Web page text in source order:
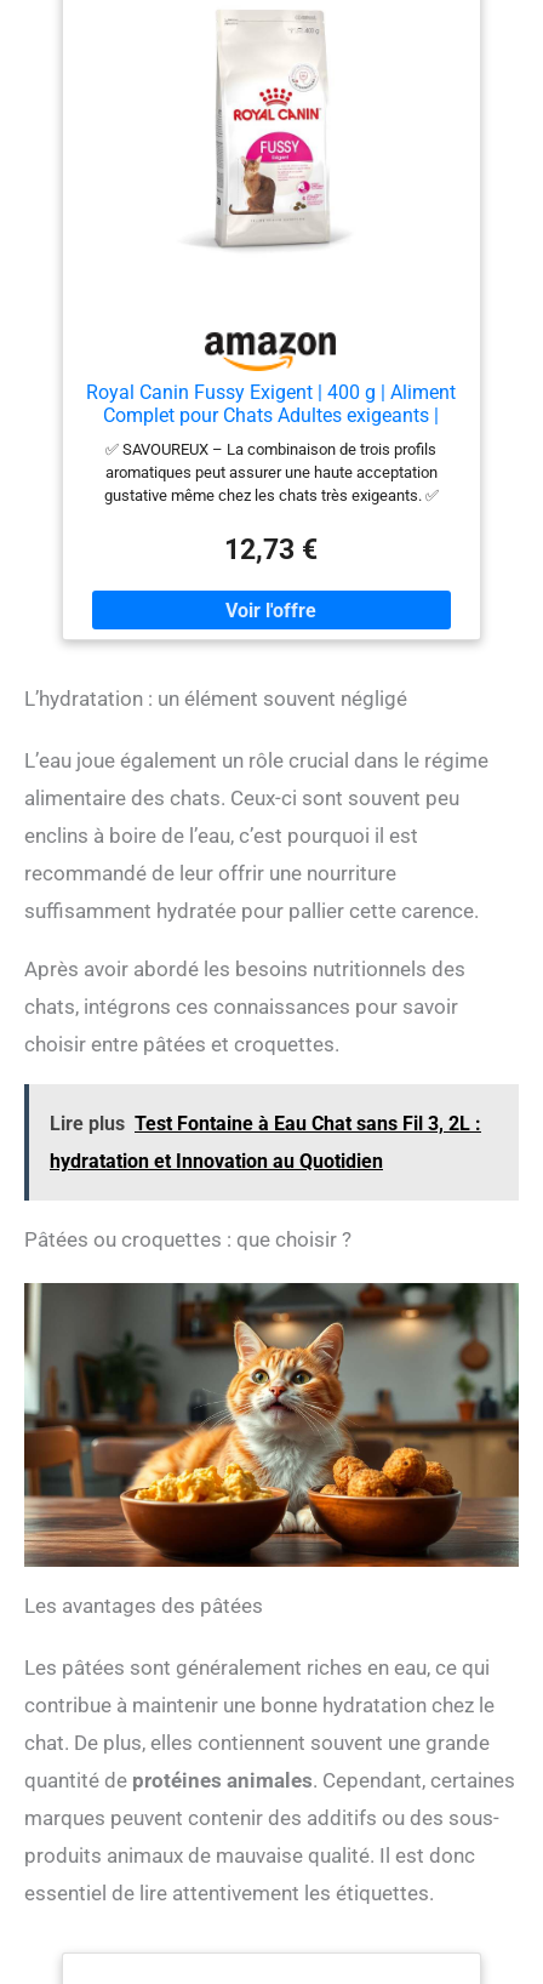
alimentaires. COMPOSITION ÉQUILIBRÉE : 70% de
saumon, 12% de pois séchés, 5% de pois chiche, 5%
de courge, 2% de lignocellulose, cosse de psyllium et
clorure de sodium, 1% de chlorure de potassium, 0,5%
de camomille. VALEURS NUTRITIVES : Protéines
brutes 34 %, glucides 29 %, matières grasses brutes 14
%, cendres brutes 8,5 %, fibres brutes 4 %, humidité 10
%, calcium 1,2 %, phosphore 0,8 %, omega 6 0,8 %,
omega 3 1,2 %, énergie métabolisable 363 kcal/100g
Royal Canin Fussy Exigent | 400 g | Aliment
Complet pour Chats Adultes exigeants |
Combinaison d'arômes et Forme spéciale de
croquettes | Riche en protéines
✅ SAVOUREUX – La combinaison de trois profils
aromatiques peut assurer une haute acceptation
gustative même chez les chats très exigeants. ✅
spéciales des croquettes pourraient influencer
positivement le comportement alimentaire et contribuer
à une meilleure prise alimentaire. ✅ HAUTE TENEUR EN
PROTÉINES – Avec une teneur en protéines de 40 %, la
recette peut aider à maintenir la masse musculaire et
équilibrée peut aider à maintenir le poids idéal, même
Des nutriments sélectionnés pourraient soutenir le
fonctionnement normal des voies urinaires et ainsi
contribuer à la santé générale.
12,73 €
L’hydratation : un élément souvent négligé
L’eau joue également un rôle crucial dans le régime
alimentaire des chats. Ceux-ci sont souvent peu
enclins à boire de l’eau, c’est pourquoi il est
recommandé de leur offrir une nourriture
suffisamment hydratée pour pallier cette carence.
Après avoir abordé les besoins nutritionnels des
chats, intégrons ces connaissances pour savoir
choisir entre pâtées et croquettes.
Lire plus Test Fontaine à Eau Chat sans Fil 3, 2L :
hydratation et Innovation au Quotidien
Pâtées ou croquettes : que choisir ?
Les avantages des pâtées
Les pâtées sont généralement riches en eau, ce qui
contribue à maintenir une bonne hydratation chez le
chat. De plus, elles contiennent souvent une grande
quantité de protéines animales. Cependant, certaines
marques peuvent contenir des additifs ou des sous-
produits animaux de mauvaise qualité. Il est donc
essentiel de lire attentivement les étiquettes.